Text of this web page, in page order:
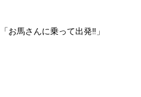
「お馬さんに乗って出発‼️」